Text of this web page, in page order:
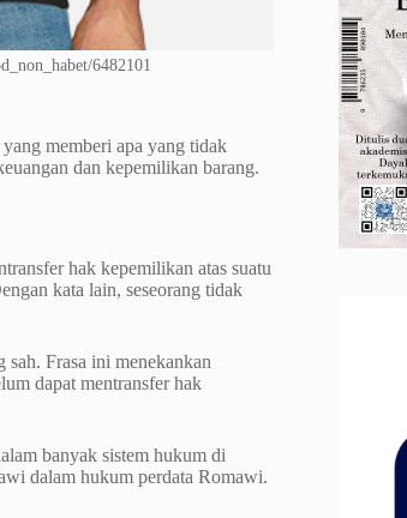
6482101
memberi apa yang tidak
dan kepemilikan barang.
hak kepemilikan atas suatu
kata lain, seseorang tidak
Frasa ini menekankan
dapat mentransfer hak
banyak sistem hukum di
dalam hukum perdata Romawi.